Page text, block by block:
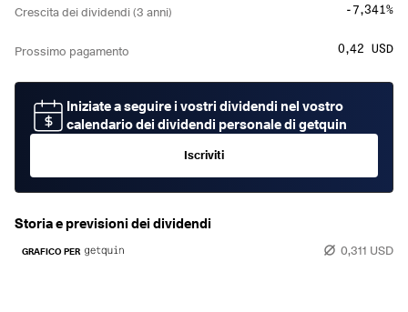
Crescita dei dividendi (3 anni) -7,341%
Prossimo pagamento 0,42 USD
Iniziate a seguire i vostri dividendi nel vostro
calendario dei dividendi personale di getquin
Iscriviti
Storia e previsioni dei dividendi
0,311 USD
GRAFICO PER